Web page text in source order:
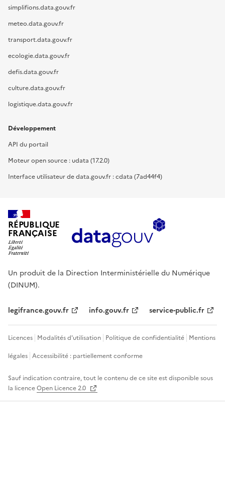
simplifions.data.gouv.fr
meteo.data.gouv.fr
transport.data.gouv.fr
ecologie.data.gouv.fr
defis.data.gouv.fr
culture.data.gouv.fr
logistique.data.gouv.fr
Développement
API du portail
Moteur open source : udata (17.2.0)
Interface utilisateur de data.gouv.fr : cdata (7ad44f4)
RÉPUBLIQUE
FRANÇAISE
Un produit de la Direction Interministérielle du Numérique
(DINUM).
legifrance.gouv.fr info.gouv.fr service-public.fr
Licences Modalités d'utilisation Politique de confidentialité Mentions
légales Accessibilité : partiellement conforme
Sauf indication contraire, tout le contenu de ce site est disponible sous
la licenceOpen Licence 2.0